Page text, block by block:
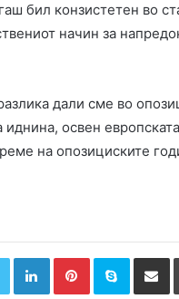
бил конзистетен во
начин за
дали сме во
освен
на опозициските
TwitterLinkedInPinterestSkype